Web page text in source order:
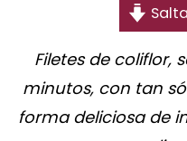
Filetes de coliflor,
minutos, con tan
forma deliciosa de